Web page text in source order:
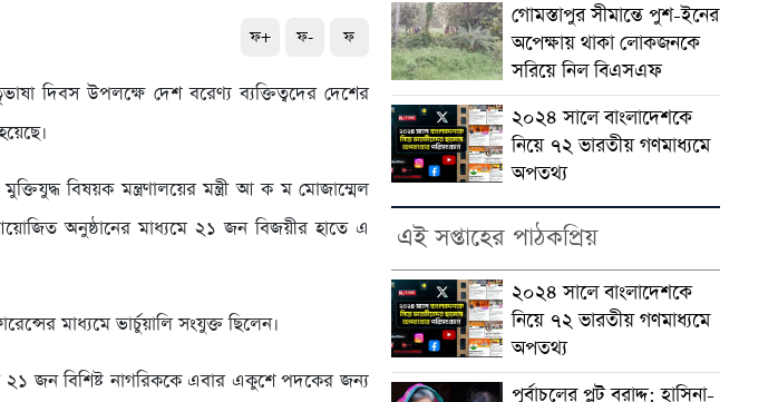
ফ+ ফ- ফ
দিবস উপলক্ষে দেশ বরেণ্য ব্যক্তিত্বদের দেশের
মুক্তিযুদ্ধ বিষয়ক মন্ত্রণালয়ের মন্ত্রী আ ক ম মোজাম্মেল
অনুষ্ঠানের মাধ্যমে ২১ জন বিজয়ীর হাতে এ
মাধ্যমে ভার্চুয়ালি সংযুক্ত ছিলেন।
২১ জন বিশিষ্ট নাগরিককে এবার একুশে পদকের জন্য
গোমস্তাপুর সীমান্তে পুশ-ইনের
অপেক্ষায় থাকা লোকজনকে
সরিয়ে নিল বিএসএফ
২০২৪ সালে বাংলাদেশকে
নিয়ে ৭২ ভারতীয় গণমাধ্যমে
অপতথ্য
এই সপ্তাহের পাঠকপ্রিয়
২০২৪ সালে বাংলাদেশকে
নিয়ে ৭২ ভারতীয় গণমাধ্যমে
অপতথ্য
পূর্বাচলের প্লট বরাদ্দ: হাসিনা-